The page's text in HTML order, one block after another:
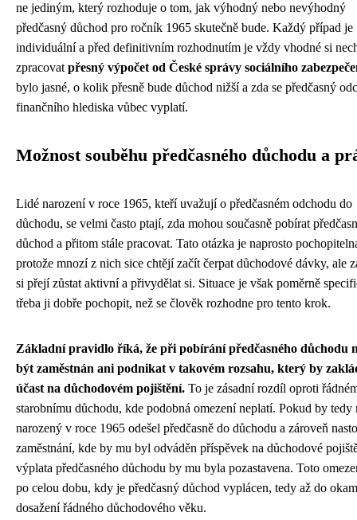
ne jediným, který rozhoduje o tom, jak výhodný nebo nevýhodný
předčasný důchod pro ročník 1965 skutečně bude. Každý případ je
individuální a před definitivním rozhodnutím je vždy vhodné si
zpracovat přesný výpočet od České správy sociálního
bylo jasné, o kolik přesně bude důchod nižší a zda se předčasný
finančního hlediska vůbec vyplatí.
Možnost souběhu předčasného důchodu a
Lidé narození v roce 1965, kteří uvažují o předčasném odchodu do
důchodu, se velmi často ptají, zda mohou současně pobírat
důchod a přitom stále pracovat. Tato otázka je naprosto
protože mnozí z nich sice chtějí začít čerpat důchodové dávky, ale
si přejí zůstat aktivní a přivydělat si. Situace je však poměrně
třeba ji dobře pochopit, než se člověk rozhodne pro tento krok.
Základní pravidlo říká, že při pobírání předčasného důchodu
být zaměstnán ani podnikat v takovém rozsahu, který by
účast na důchodovém pojištění. To je zásadní rozdíl oproti
starobnímu důchodu, kde podobná omezení neplatí. Pokud by tedy
narozený v roce 1965 odešel předčasně do důchodu a zároveň
zaměstnání, kde by mu byl odváděn příspěvek na důchodové
výplata předčasného důchodu by mu byla pozastavena. Toto
po celou dobu, kdy je předčasný důchod vyplácen, tedy až do
dosažení řádného důchodového věku.